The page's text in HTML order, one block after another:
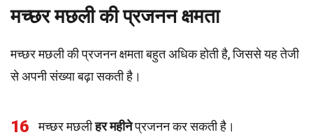
मच्छर मछली की प्रजनन क्षमता
मच्छर मछली की प्रजनन क्षमता बहुत अधिक होती है, जिससे यह तेजी
से अपनी संख्या बढ़ा सकती है।
16 मच्छर मछलीहर महीनेप्रजनन कर सकती है।